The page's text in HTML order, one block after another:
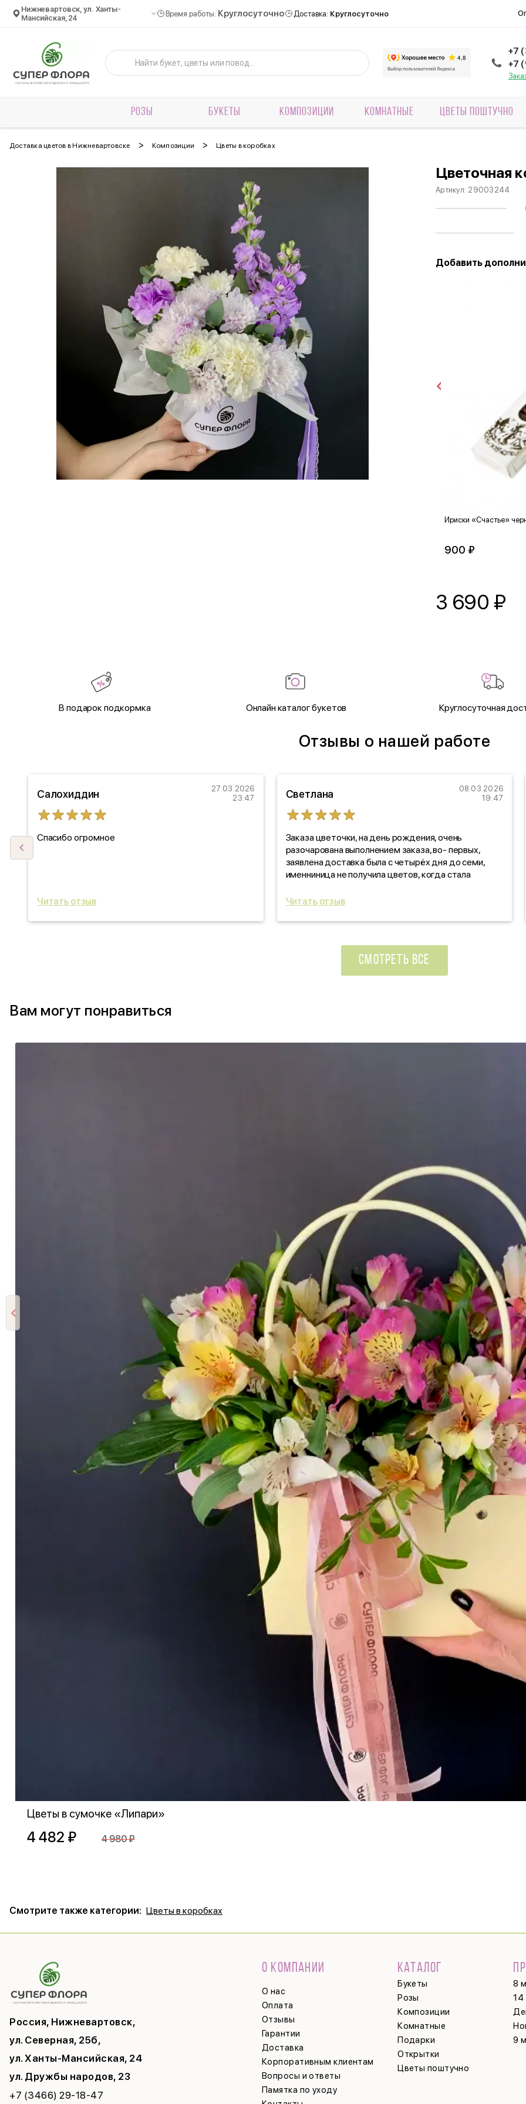
Нижневартовск, ул. Ханты-
Мансийская, 24
Время работы: Круглосуточно Доставка: Круглосуточно
+7
+7
РОЗЫ БУКЕТЫ КОМПОЗИЦИИ КОМНАТНЫЕ ЦВЕТЫ ПОШТУЧНО
Доставка цветов в Нижневартовске > Композиции > Цветы в коробках
Цветочная
Артикул: 29003244
Добавить
Ириски «Счастье»
900 ₽
3 690 ₽
В подарок подкормка Онлайн каталог букетов Круглосуточная
Отзывы о нашей работе
Салохиддин
27.03.2026
23:47
Спасибо огромное
Читать отзыв
Светлана
08.03.2026
19:47
Заказа цветочки, на день рождения, очень
разочарована выполнением заказа, во- первых,
заявлена доставка была с четырёх дня до семи,
именниница не получила цветов, когда стала
такое вообще возможно?!!! По качеству цветов,
цветочки, на деле- не свежие, прдмороженные!
поступаете?!!!
Читать отзыв
СМОТРЕТЬ ВСЕ
Вам могут понравиться
Цветы в сумочке «Липари»
4 482 ₽ 4 980 ₽
Смотрите также категории: Цветы в коробках
Россия, Нижневартовск,
ул. Северная, 25б,
ул. Ханты-Мансийская, 24
ул. Дружбы народов, 23
+7 (3466) 29-18-47
О КОМПАНИИ
О нас
Оплата
Отзывы
Гарантии
Доставка
Корпоративным клиентам
Вопросы и ответы
Памятка по уходу
КАТАЛОГ
Букеты
Розы
Композиции
Комнатные
Подарки
Открытки
Цветы поштучно
8
14
9